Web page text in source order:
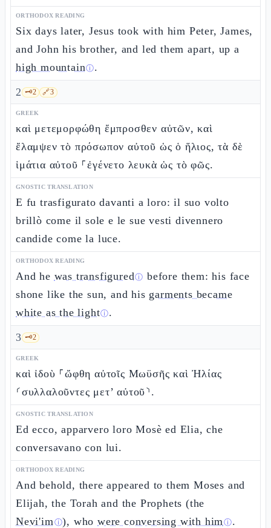
ORTHODOX READING
Six days later, Jesus took with him Peter, James,
and John his brother, and led them apart, up a
high mountainⓘ.
2 🗝️2 🔗3
GREEK
καὶ μετεμορφώθη ἔμπροσθεν αὐτῶν, καὶ
ἔλαμψεν τὸ πρόσωπον αὐτοῦ ὡς ὁ ἥλιος, τὰ δὲ
ἱμάτια αὐτοῦ ⸀ἐγένετο λευκὰ ὡς τὸ φῶς.
GNOSTIC TRANSLATION
E fu trasfigurato davanti a loro: il suo volto
brillò come il sole e le sue vesti divennero
candide come la luce.
ORTHODOX READING
And he was transfiguredⓘ before them: his face
shone like the sun, and his garments became
white as the lightⓘ.
3 🗝️2
GREEK
καὶ ἰδοὺ ⸀ὤφθη αὐτοῖς Μωϋσῆς καὶ Ἠλίας
⸂συλλαλοῦντες μετ’ αὐτοῦ⸃.
GNOSTIC TRANSLATION
Ed ecco, apparvero loro Mosè ed Elia, che
conversavano con lui.
ORTHODOX READING
And behold, there appeared to them Moses and
Elijah, the Torah and the Prophets (the
Nevi'imⓘ), whowere conversing with himⓘ.